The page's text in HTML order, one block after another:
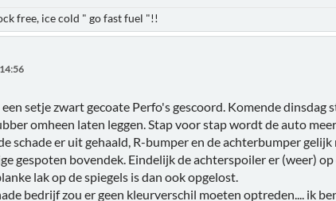
free, ice cold " go fast fuel "!!
setje zwart gecoate Perfo's gescoord. Komende dinsdag
omheen laten leggen. Stap voor stap wordt de auto meer
schade er uit gehaald, R-bumper en de achterbumper
gespoten bovendek. Eindelijk de achterspoiler er (weer)
lak op de spiegels is dan ook opgelost.
bedrijf zou er geen kleurverschil moeten optreden.... ik